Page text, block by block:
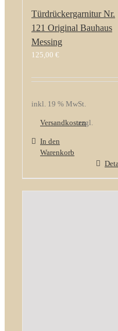
Türdrückergarnitur Nr.
121 Original Bauhaus
Messing
125,00 €
inkl. 19 % MwSt.
zzgl.
Versandkosten
In den
Warenkorb